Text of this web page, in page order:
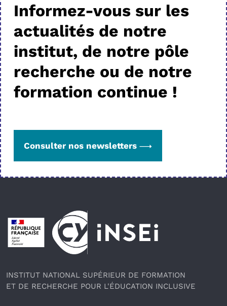
Informez-vous sur les
actualités de notre
institut, de notre pôle
recherche ou de notre
formation continue !
Consulter nos newsletters
Pied de page
INSTITUT NATIONAL SUPÉRIEUR DE FORMATION
ET DE RECHERCHE POUR L'ÉDUCATION INCLUSIVE